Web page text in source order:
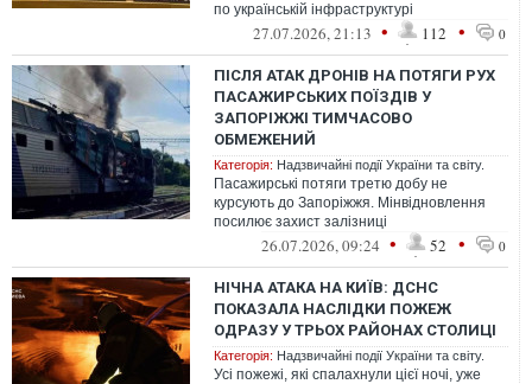
по українській інфраструктурі
27.07.2026, 21:13 • 112 • 0
ПІСЛЯ АТАК ДРОНІВ НА ПОТЯГИ РУХ
ПАСАЖИРСЬКИХ ПОЇЗДІВ У
ЗАПОРІЖЖІ ТИМЧАСОВО
ОБМЕЖЕНИЙ
Категорія: Надзвичайні події України та світу.
Пасажирські потяги третю добу не
курсують до Запоріжжя. Мінвідновлення
посилює захист залізниці
26.07.2026, 09:24 • 52 • 0
НІЧНА АТАКА НА КИЇВ: ДСНС
ПОКАЗАЛА НАСЛІДКИ ПОЖЕЖ
ОДРАЗУ У ТРЬОХ РАЙОНАХ СТОЛИЦІ
Категорія: Надзвичайні події України та світу.
Усі пожежі, які спалахнули цієї ночі, уже